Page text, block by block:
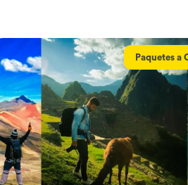
Paquetes a